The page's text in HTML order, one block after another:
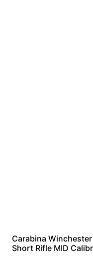
Carabina
Short Rifle MID